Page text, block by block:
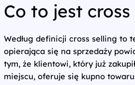
Kariera
Co to jest
Według definicji cross selling to
opierająca się na sprzedaży
tym, że klientowi, który już
miejscu, oferuje się kupno